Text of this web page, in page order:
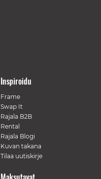
Inspiroidu
Frame
Swap It
Rajala B2B
Rental
Rajala Blogi
Kuvan takana
Tilaa uutiskirje